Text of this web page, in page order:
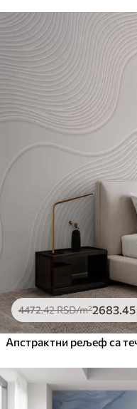
4472.42RSD/m²2683.45